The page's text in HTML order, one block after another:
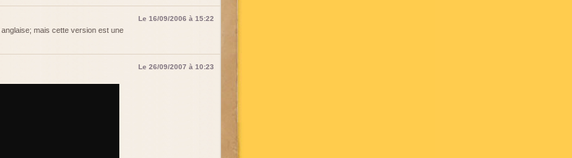
Le 16/09/2006 à 15:22
anglaise; mais cette version est une
Le 26/09/2007 à 10:23